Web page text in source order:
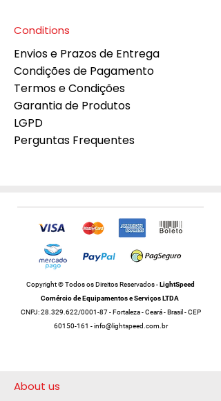
Conditions
Envios e Prazos de Entrega
Condições de Pagamento
Termos e Condições
Garantia de Produtos
LGPD
Perguntas Frequentes
Copyright © Todos os Direitos Reservados -LightSpeed
Comércio de Equipamentos e Serviços LTDA
CNPJ: 28.329.622/0001-87 -Fortaleza - Ceará - Brasil - CEP
60150-161 -info@lightspeed.com.br
About us